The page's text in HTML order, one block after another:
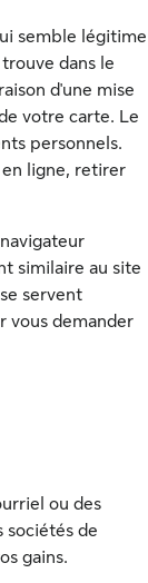
semble légitime
dans le
d'une mise
votre carte. Le
personnels.
ligne, retirer
similaire au site
servent
vous demander
ou des
sociétés de
gains.